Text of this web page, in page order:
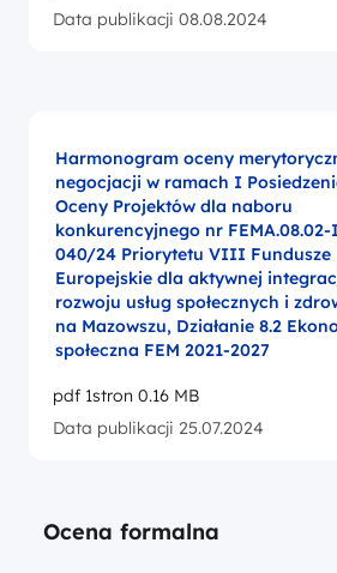
Data publikacji 08.08.2024
Harmonogram oceny
negocjacji w ramach I
Oceny Projektów dla naboru
konkurencyjnego nr FEMA.08.02-
040/24 Priorytetu VIII Fundusze
Europejskie dla aktywnej
rozwoju usług społecznych i
na Mazowszu, Działanie 8.2
społeczna FEM 2021-2027
pdf 1stron 0.16 MB
Data publikacji 25.07.2024
Ocena formalna